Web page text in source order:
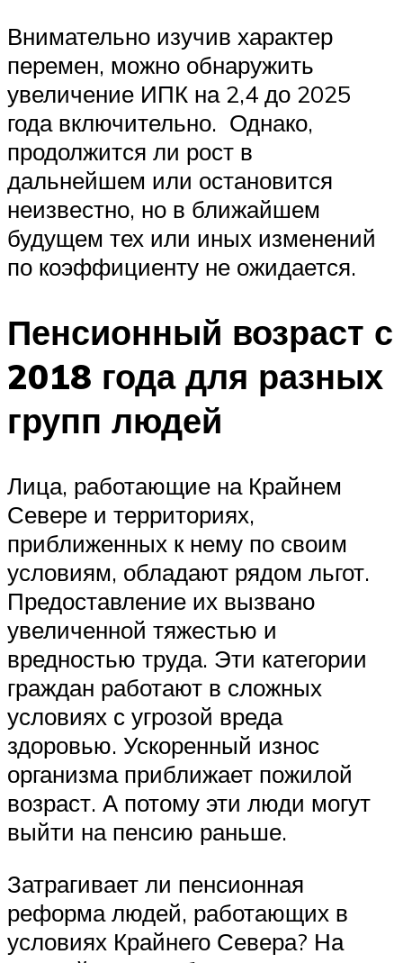
Внимательно изучив характер
перемен, можно обнаружить
увеличение ИПК на 2,4 до 2025
года включительно. Однако,
продолжится ли рост в
дальнейшем или остановится
неизвестно, но в ближайшем
будущем тех или иных изменений
по коэффициенту не ожидается.
Пенсионный возраст с
2018 года для разных
групп людей
Лица, работающие на Крайнем
Севере и территориях,
приближенных к нему по своим
условиям, обладают рядом льгот.
Предоставление их вызвано
увеличенной тяжестью и
вредностью труда. Эти категории
граждан работают в сложных
условиях с угрозой вреда
здоровью. Ускоренный износ
организма приближает пожилой
возраст. А потому эти люди могут
выйти на пенсию раньше.
Затрагивает ли пенсионная
реформа людей, работающих в
условиях Крайнего Севера? На